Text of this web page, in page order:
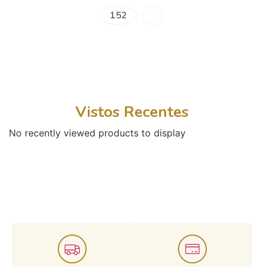
152
Vistos Recentes
No recently viewed products to display